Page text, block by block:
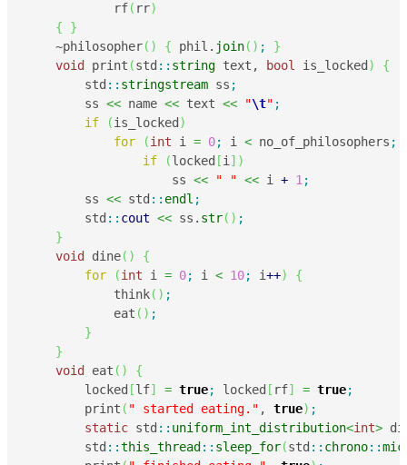
            rf
( rr)
{
}
    ~philosopher
( ) { phil. join( ) ;
}
void
print (std :: string text, bool is_locked )
{
        std
:: stringstream ss ;
        ss
<< name << text << "\t" ;
if
(is_locked )
for
(int i = 0; i < no_of_philosophers ;
if
(locked [i ] )
                    ss
<< " " << i + 1 ;
        ss
<< std :: endl ;
        std
:: cout << ss. str( ) ;
}
void
dine( )
{
for
(int i = 0; i < 10; i++)
{
            think
( ) ;
            eat
( ) ;
}
}
void
eat ( )
{
        locked
[lf] = true; locked [ rf] = true;
        print
( " started eating." , true) ;
static std :: uniform_int_distribution<int>
        std
::this_thread :: sleep_for(std :: chrono::